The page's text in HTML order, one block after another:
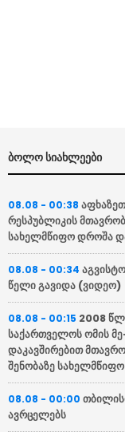
ბოლო სიახლეები
08.08 - 00:38
რესპუბლიკის
სახელმწიფო დროშა
08.08 - 00:34
წელი გავიდა (ვიდეო)
08.08 - 00:15 2008
საქართველოს ომის
დაკავშირებით
შენობაზე
08.08 - 00:00
ავრცელებს